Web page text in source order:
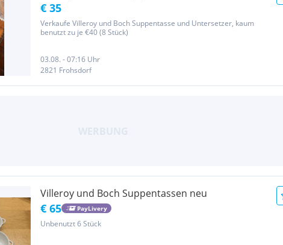
€ 35
Verkaufe Villeroy und Boch Suppentasse und Untersetzer, kaum
benutzt zu je €40 (8 Stück)
03.08. - 07:16 Uhr
2821 Frohsdorf
Villeroy und Boch Suppentassen neu
€ 65 PayLivery
Unbenutzt 6 Stück